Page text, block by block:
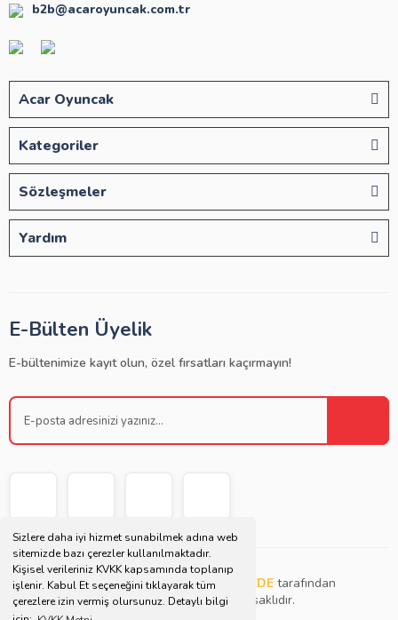
Sizlere daha iyi hizmet sunabilmek adına web
sitemizde bazı çerezler kullanılmaktadır.
Kişisel verileriniz KVKK kapsamında toplanıp
işlenir. Kabul Et seçeneğini tıklayarak tüm
çerezlere izin vermiş olursunuz. Detaylı bilgi
b2b@acaroyuncak.com.tr
Acar Oyuncak
Kategoriler
Sözleşmeler
Yardım
E-Bülten Üyelik
E-bültenimize kayıt olun, özel fırsatları kaçırmayın!
Copyright © 2021 | Bu websitesiMüjdat DEDE tarafından
tasarlanmış ve düzenlenmiştir. Tüm hakları saklıdır.